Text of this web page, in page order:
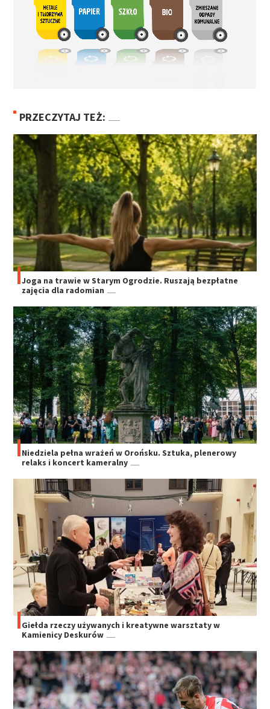
PRZECZYTAJ TEŻ:
Joga na trawie w Starym Ogrodzie. Ruszają bezpłatne
zajęcia dla radomian
Niedziela pełna wrażeń w Orońsku. Sztuka, plenerowy
relaks i koncert kameralny
Giełda rzeczy używanych i kreatywne warsztaty w
Kamienicy Deskurów